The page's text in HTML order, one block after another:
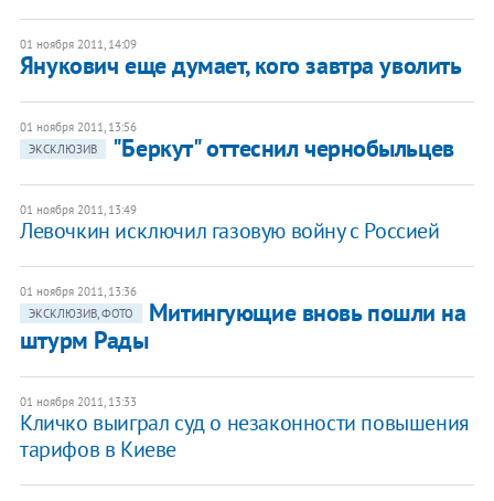
01 ноября 2011, 14:09
​Янукович еще думает, кого завтра уволить
01 ноября 2011, 13:56
ЭКСКЛЮЗИВ
"Беркут" оттеснил чернобыльцев
01 ноября 2011, 13:49
Левочкин исключил газовую войну с Россией
01 ноября 2011, 13:36
ЭКСКЛЮЗИВ, ФОТО
Митингующие вновь пошли на
штурм Рады
01 ноября 2011, 13:33
Кличко выиграл суд о незаконности повышения
тарифов в Киеве